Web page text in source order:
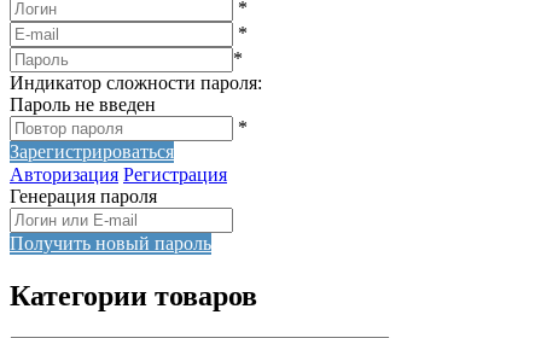
*
*
*
Индикатор сложности пароля:
Пароль не введен
*
Зарегистрироваться
Авторизация Регистрация
Генерация пароля
Получить новый пароль
Категории товаров